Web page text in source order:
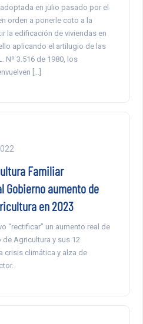
en julio pasado por el
orden a ponerle coto a la
la edificación de viviendas en
aplicando el artilugio de las
Nº 3.516 de 1980, los
[…]
Familiar
Gobierno aumento de
en 2023
“rectificar” un aumento real de
Agricultura y sus 12
crisis climática y alza de